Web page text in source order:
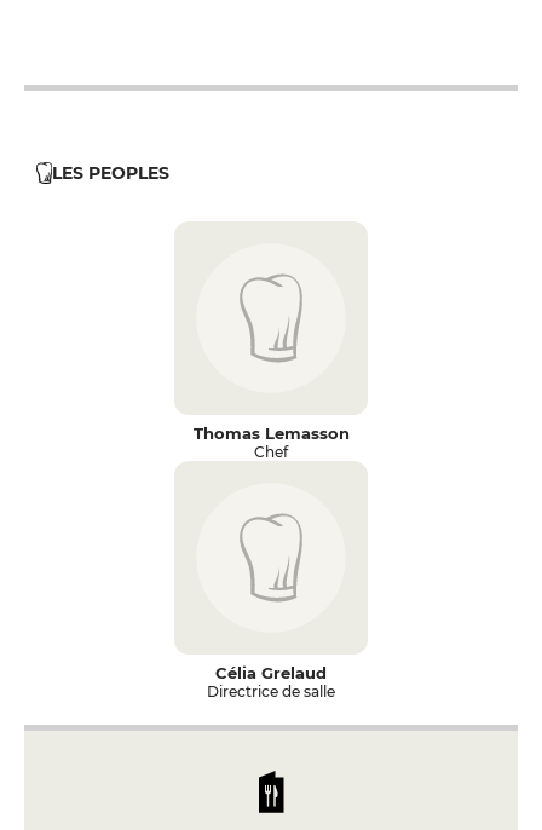
LES PEOPLES
Thomas Lemasson
Chef
Célia Grelaud
Directrice de salle